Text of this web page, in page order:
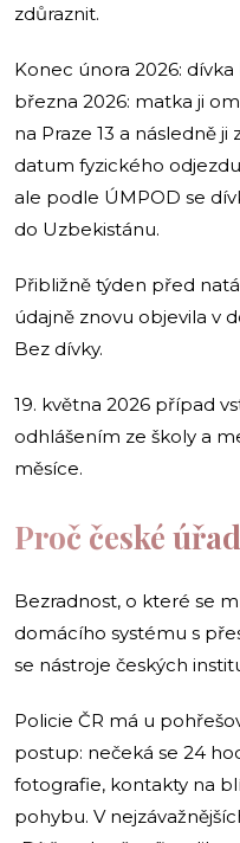
zdůraznit.
Konec února 2026:
března 2026: matka ji
na Praze 13 a následně ji
datum fyzického
ale podle ÚMPOD se
do Uzbekistánu.
Přibližně týden před
údajně znovu objevila v
Bez dívky.
19. května 2026 případ
odhlášením ze školy a
měsíce.
Proč české
Bezradnost, o které se
domácího systému s
se nástroje českých
Policie ČR má u
postup: nečeká se 24
fotografie, kontakty na
pohybu. V